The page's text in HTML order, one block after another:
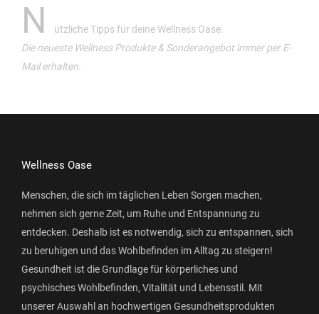
N
ützliche Tipps für deine Wellness Oase.
Die neueste Wellness Produkte & Sonderangebot immer per E-
Mail erhalten.
Wellness Oase
Menschen, die sich im täglichen Leben Sorgen machen,
nehmen sich gerne Zeit, um Ruhe und Entspannung zu
entdecken. Deshalb ist es notwendig, sich zu entspannen, sich
zu beruhigen und das Wohlbefinden im Alltag zu steigern!
Gesundheit ist die Grundlage für körperliches und
psychisches Wohlbefinden, Vitalität und Lebensstil. Mit
unserer Auswahl an hochwertigen Gesundheitsprodukten